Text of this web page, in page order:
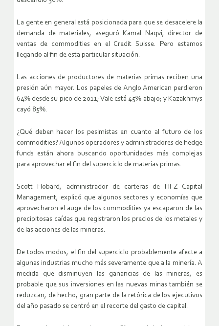
La gente en general está posicionada para que se desacelere la
demanda de materiales, aseguró Kamal Naqvi, director de
ventas de commodities en el Credit Suisse. Pero estamos
llegando al fin de esta particular situación.
Las acciones de productores de materias primas reciben una
presión aún mayor. Los papeles de Anglo American perdieron
64% desde su pico de 2011; Vale está 45% abajo; y Kazakhmys
cayó 85%.
¿Qué deben hacer los pesimistas en cuanto al futuro de los
commodities? Algunos operadores y administradores de hedge
funds están ahora buscando oportunidades más complejas
para aprovechar el fin del superciclo de materias primas.
Scott Hobard, administrador de carteras de HFZ Capital
Management, explicó que algunos sectores y economías que
aprovecharon el auge de los commodities ya escaparon de las
precipitosas caídas que registraron los precios de los metales y
de las acciones de las mineras.
De todos modos, el fin del superciclo probablemente afecte a
algunas industrias mucho más severamente que a la minería. A
medida que disminuyen las ganancias de las mineras, es
probable que sus inversiones en las nuevas minas también se
reduzcan; de hecho, gran parte de la retórica de los ejecutivos
del año pasado se centró en el recorte del gasto de capital.